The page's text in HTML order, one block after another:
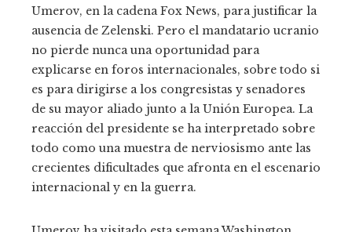
Umerov, en la cadena Fox News, para justificar la
ausencia de Zelenski. Pero el mandatario ucranio
no pierde nunca una oportunidad para
explicarse en foros internacionales, sobre todo si
es para dirigirse a los congresistas y senadores
de su mayor aliado junto a la Unión Europea. La
reacción del presidente se ha interpretado sobre
todo como una muestra de nerviosismo ante las
crecientes dificultades que afronta en el escenario
internacional y en la guerra.